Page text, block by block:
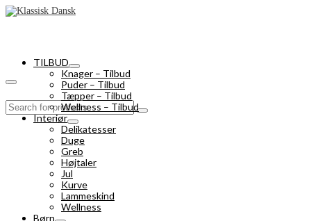
Search
for:
TILBUD
Knager – Tilbud
Puder – Tilbud
Tæpper – Tilbud
Wellness – Tilbud
Interiør
Delikatesser
Duge
Greb
Højtaler
Jul
Kurve
Lammeskind
Wellness
Børn